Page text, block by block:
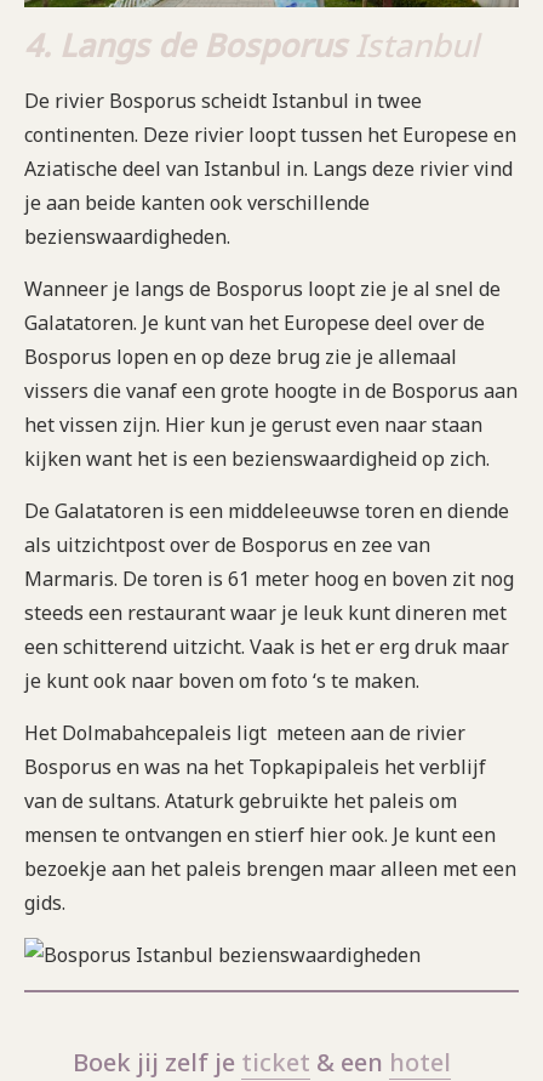
4. Langs de Bosporus Istanbul
De rivier Bosporus scheidt Istanbul in twee
continenten. Deze rivier loopt tussen het Europese en
Aziatische deel van Istanbul in. Langs deze rivier vind
je aan beide kanten ook verschillende
bezienswaardigheden.
Wanneer je langs de Bosporus loopt zie je al snel de
Galatatoren. Je kunt van het Europese deel over de
Bosporus lopen en op deze brug zie je allemaal
vissers die vanaf een grote hoogte in de Bosporus aan
het vissen zijn. Hier kun je gerust even naar staan
kijken want het is een bezienswaardigheid op zich.
De Galatatoren is een middeleeuwse toren en diende
als uitzichtpost over de Bosporus en zee van
Marmaris. De toren is 61 meter hoog en boven zit nog
steeds een restaurant waar je leuk kunt dineren met
een schitterend uitzicht. Vaak is het er erg druk maar
je kunt ook naar boven om foto ‘s te maken.
Het Dolmabahcepaleis ligt meteen aan de rivier
Bosporus en was na het Topkapipaleis het verblijf
van de sultans. Ataturk gebruikte het paleis om
mensen te ontvangen en stierf hier ook. Je kunt een
bezoekje aan het paleis brengen maar alleen met een
gids.
Boek jij zelf je ticket & een hotel